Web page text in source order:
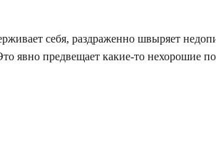
себя, раздраженно швыряет
явно предвещает какие-то нехорошие